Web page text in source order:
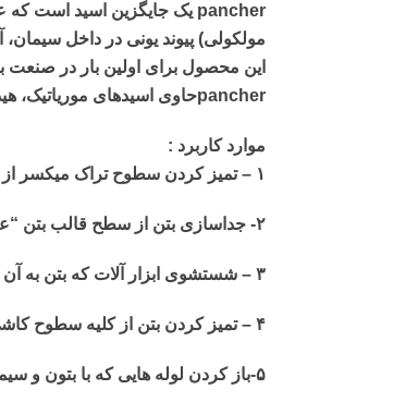
مولکولی) پیوند یونی در داخل
این محصول برای اولین بار در
pancherحاوی اسیدهای موریاتیک، هیدروکلریک، سولفوریک و یا فسفریک نمی باشد.
موارد کاربرد :
۱ – تمیز کردن سطوح تراک میکسر از بتن “عملکرد تضمینی”
۲- جداسازی بتن از سطح قالب بتن “عملکرد تضمینی”
۳ – شستشوی ابزار آلات که بتن به آن چسبیده “عملکرد تضمینی”
۴ – تمیز کردن بتن از کلیه سطوح کاشی وسرامیک و…… “عملکرد تضمینی”
۵-باز کردن لوله هایی که با بتون و سیمان پر شده است “عملکرد تضمینی”